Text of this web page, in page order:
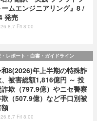
ームエンジニアリング』8 /
発売
Fri 8:00
・レポート・白書・ガイドライン
和8(2026)年上半期の特殊詐
、被害総額1,816億円 ～ 投
詐欺（797.9億）やニセ警察
欺（507.9億）など手口別被
額
Fri 8:00